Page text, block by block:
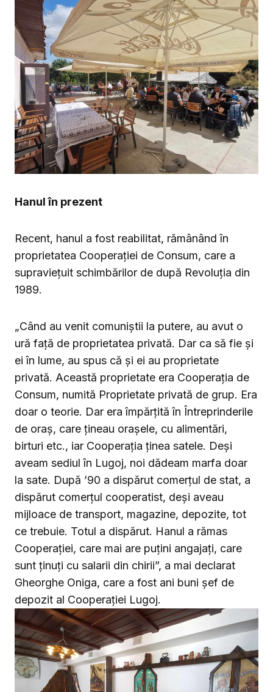
Hanul în prezent
Recent, hanul a fost reabilitat, rămânând în
proprietatea Cooperației de Consum, care a
supraviețuit schimbărilor de după Revoluția din
1989.
„Când au venit comuniștii la putere, au avut o
ură față de proprietatea privată. Dar ca să fie și
ei în lume, au spus că și ei au proprietate
privată. Această proprietate era Cooperația de
Consum, numită Proprietate privată de grup. Era
doar o teorie. Dar era împărțită în Întreprinderile
de oraș, care țineau orașele, cu alimentări,
birturi etc., iar Cooperația ținea satele. Deși
aveam sediul în Lugoj, noi dădeam marfa doar
la sate. După ’90 a dispărut comerțul de stat, a
dispărut comerțul cooperatist, deși aveau
mijloace de transport, magazine, depozite, tot
ce trebuie. Totul a dispărut. Hanul a rămas
Cooperației, care mai are puțini angajați, care
sunt ținuți cu salarii din chirii”, a mai declarat
Gheorghe Oniga, care a fost ani buni șef de
depozit al Cooperației Lugoj.